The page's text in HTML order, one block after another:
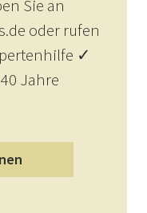
Sie an
oder rufen
✓
Jahre